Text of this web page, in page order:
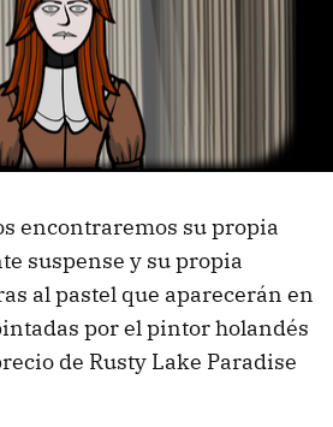
encontraremos su propia
suspense y su propia
al pastel que aparecerán en
por el pintor holandés
de Rusty Lake Paradise